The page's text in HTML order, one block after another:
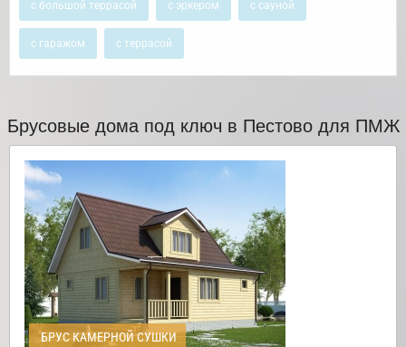
с большой террасой с эркером с сауной
с гаражом с террасой
Брусовые дома под ключ в Пестово для ПМЖ
БРУС КАМЕРНОЙ СУШКИ